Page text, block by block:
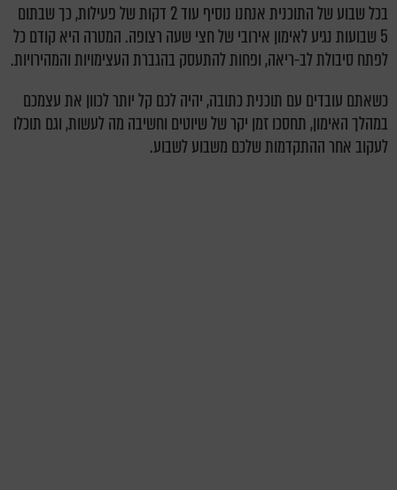
בכל שבוע של התוכנית אנחנו נוסיף עוד 2 דקות של פעילות, כך שבתום
5 שבועות נגיע לאימון אירובי של חצי שעה רצופה. המטרה היא קודם כל
לפתח סיבולת לב-ריאה, ופחות להתעסק בהגברת העצימויות והמהירויות.
כשאתם עובדים עם תוכנית כתובה, יהיה לכם קל יותר לכוון את עצמכם
במהלך האימון, תחסכו זמן יקר של שיוטים וחשיבה מה לעשות, וגם תוכלו
לעקוב אחר ההתקדמות שלכם משבוע לשבוע.